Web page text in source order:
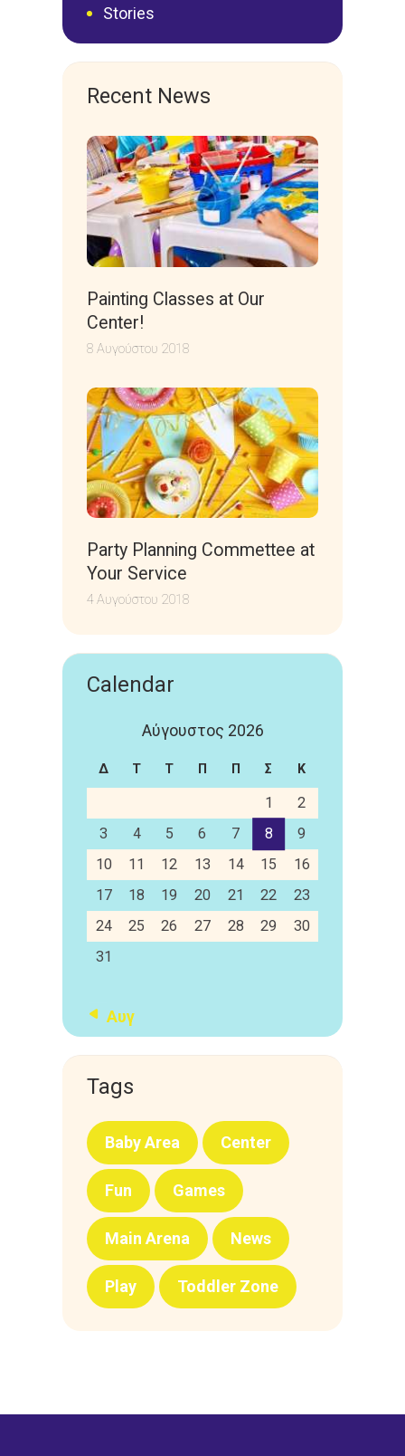
Stories
Recent News
Painting Classes at Our
Center!
8 Αυγούστου 2018
Party Planning Commettee at
Your Service
4 Αυγούστου 2018
Calendar
Αύγουστος 2026
Δ Τ Τ Π Π Σ Κ
1
2
3
4 5 6 7 8
9
10
11 12 13 14 15
16
17
18 19 20 21 22
23
24
25 26 27 28 29
30
31
« Αυγ
Tags
Baby Area Center
Fun Games
Main Arena News
Play Toddler Zone